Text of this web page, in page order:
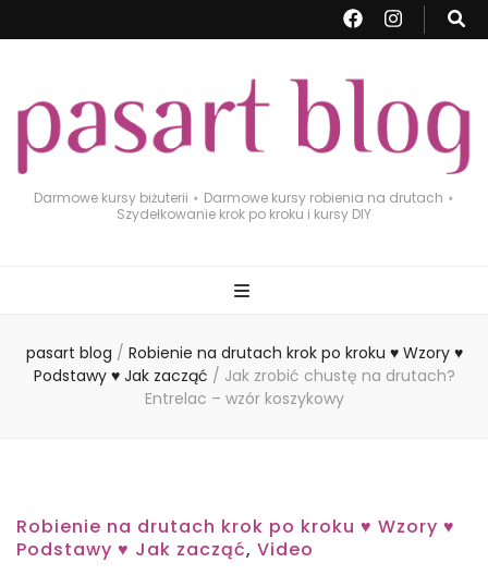
Darmowe kursy biżuterii ⋆ Darmowe kursy robienia na drutach ⋆
Szydełkowanie krok po kroku i kursy DIY
pasart blog / Robienie na drutach krok po kroku ♥ Wzory ♥
Podstawy ♥ Jak zacząć / Jak zrobić chustę na drutach?
Entrelac – wzór koszykowy
Robienie na drutach krok po kroku ♥ Wzory ♥
Podstawy ♥ Jak zacząć, Video